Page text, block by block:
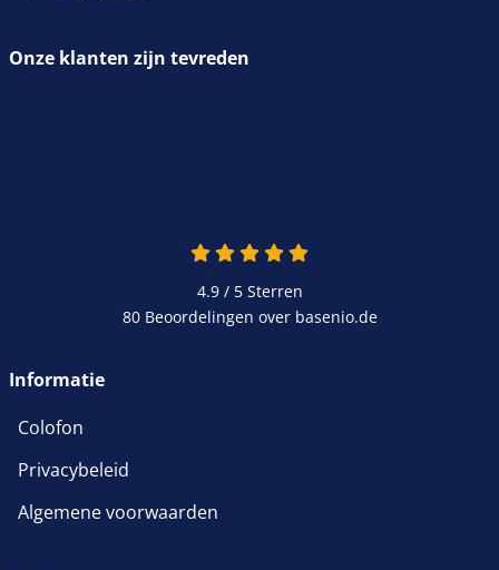
Onze klanten zijn tevreden
4.9 / 5Sterren
80 Beoordelingen over basenio.de
Informatie
Colofon
Privacybeleid
Algemene voorwaarden